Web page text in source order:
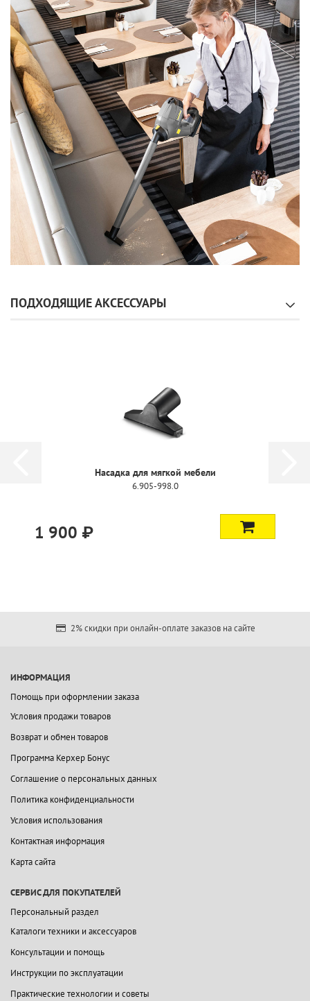
ПОДХОДЯЩИЕ АКСЕССУАРЫ
Насадка для мягкой мебели
6.905-998.0
1 900 ₽
2% скидки при онлайн-оплате заказов на сайте
ИНФОРМАЦИЯ
Помощь при оформлении заказа
Условия продажи товаров
Возврат и обмен товаров
Программа Керхер Бонус
Соглашение о персональных данных
Политика конфиденциальности
Условия использования
Контактная информация
Карта сайта
СЕРВИС ДЛЯ ПОКУПАТЕЛЕЙ
Персональный раздел
Каталоги техники и аксессуаров
Консультации и помощь
Инструкции по эксплуатации
Практические технологии и советы